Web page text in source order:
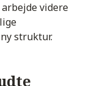
videre
struktur.